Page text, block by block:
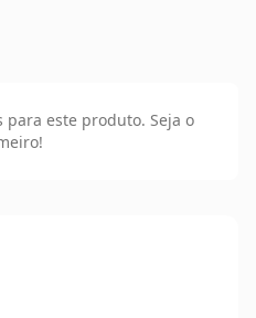
para este produto. Seja o